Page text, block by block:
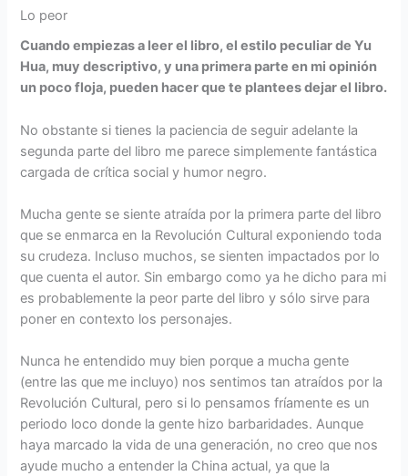
Lo peor
Cuando empiezas a leer el libro, el estilo peculiar de Yu
Hua, muy descriptivo, y una primera parte en mi opinión
un poco floja, pueden hacer que te plantees dejar el libro.
No obstante si tienes la paciencia de seguir adelante la
segunda parte del libro me parece simplemente fantástica
cargada de crítica social y humor negro.
Mucha gente se siente atraída por la primera parte del libro
que se enmarca en la Revolución Cultural exponiendo toda
su crudeza. Incluso muchos, se sienten impactados por lo
que cuenta el autor. Sin embargo como ya he dicho para mi
es probablemente la peor parte del libro y sólo sirve para
poner en contexto los personajes.
Nunca he entendido muy bien porque a mucha gente
(entre las que me incluyo) nos sentimos tan atraídos por la
Revolución Cultural, pero si lo pensamos fríamente es un
periodo loco donde la gente hizo barbaridades. Aunque
haya marcado la vida de una generación, no creo que nos
ayude mucho a entender la China actual, ya que la